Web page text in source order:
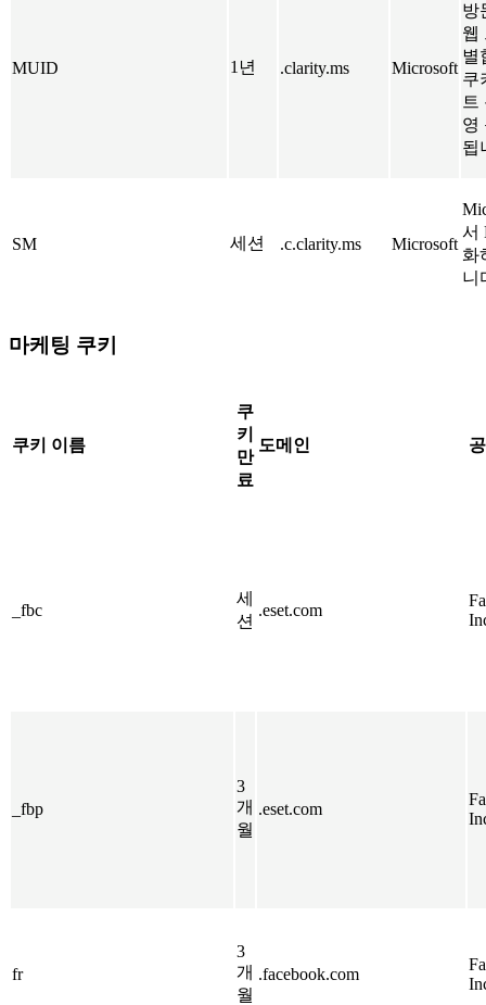
MUID 1년 .clarity.ms Microsoft
방
웹
별
쿠
트
영
됩
SM 세션 .c.clarity.ms Microsoft
서
화
니
마케팅 쿠키
쿠키 이름
쿠
키
만
료
도메인
_fbc
세
션
.eset.com
_fbp
3
개
월
.eset.com
fr
3
개
월
.facebook.com